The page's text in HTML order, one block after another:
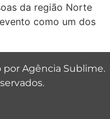
da região Norte
como um dos
por Agência Sublime.